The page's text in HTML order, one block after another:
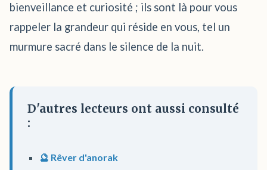
bienveillance et curiosité ; ils sont là pour vous
rappeler la grandeur qui réside en vous, tel un
murmure sacré dans le silence de la nuit.
D'autres lecteurs ont aussi consulté
:
🔮 Rêver d'anorak